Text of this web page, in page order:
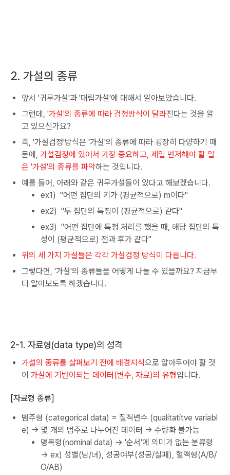
2. 가설의 종류
앞서 '귀무가설'과 '대립가설'에 대해서 알아보았습니다.
그런데, '가설'의 종류에 따라 검정방식이 달라진다는 것을 알
고 있으신가요?
즉, '가설검정'방식은 '가설'의 종류에 따라 굉장히 다양하기 때
문에, 가설검정에 있어서 가장 중요하고, 제일 먼저해야 할 일
은 '가설'의 종류를 파악하는 것입니다.
예를 들어, 아래와 같은 귀무가설들이 있다고 해보겠습니다.
ex1) "어떤 집단의 키가 (평균적으로) m이다"
ex2) "두 집단의 특징이 (평균적으로) 같다"
ex3) "어떤 집단에 특정 처리를 했을 때, 해당 집단의 특
성이 (평균적으로) 전과 후가 같다"
위의 세 가지 가설들은 각각 가설검정 방식이 다릅니다.
그렇다면, '가설'의 종류들을 어떻게 나눌 수 있을까요? 지금부
터 알아보도록 하겠습니다.
2-1. 자료형(data type)의 성격
가설의 종류를 살펴보기 전에 배경지식으로 알아두어야 할 것
이 가설에 기반이되는 데이터(변수, 자료)의 유형입니다.
[자료형 종류]
범주형 (categorical data) = 질적변수 (qualitatitve variabl
e) → 몇 개의 범주로 나누어진 데이터 → 수량화 불가능
명목형(nominal data) → '순서'에 의미가 없는 분류형
→ ex) 성별(남/녀), 성공여부(성공/실패), 혈액형(A/B/
O/AB)